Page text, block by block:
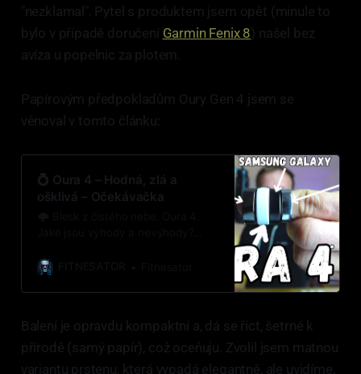
"nezklamal". Pytel s produktem jsem opět (minule to
bylo v případě doručení Garmin Fenix 8) našel bez
avíza u popelnic za plotem.
Papírovým předpokladům Oury Gen 4 jsem se
věnoval v tomto článku:
💍 Oura 4 – Hodná, zlá a
ošklivá – Očekávačka
Balení je opravdu kompaktní a, dá se říct, šetrné k
přírodě (samý papír), což oceňuju. Zvolil jsem matnou
variantu prstenu, která vypadá elegantně, ale uvidíme,